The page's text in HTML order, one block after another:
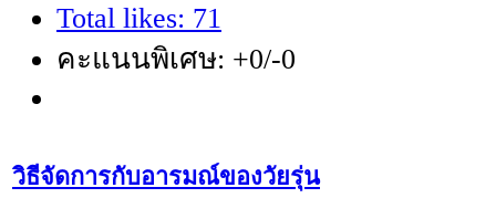
Total likes: 71
คะแนนพิเศษ: +0/-0
วิธีจัดการกับอารมณ์ของวัยรุ่น